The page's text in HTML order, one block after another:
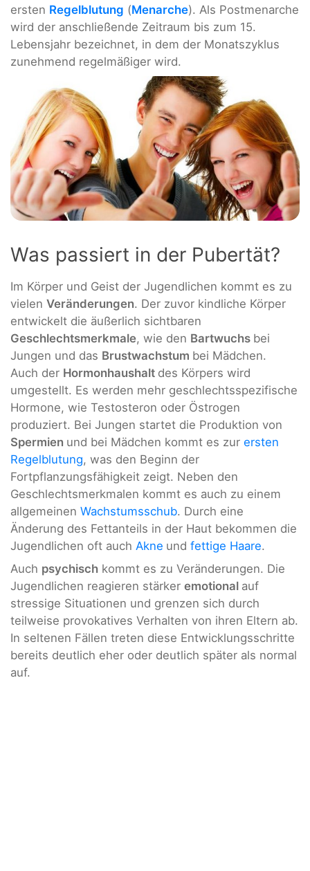
ersten Regelblutung (Menarche). Als Postmenarche
wird der anschließende Zeitraum bis zum 15.
Lebensjahr bezeichnet, in dem der Monatszyklus
zunehmend regelmäßiger wird.
Was passiert in der Pubertät?
Im Körper und Geist der Jugendlichen kommt es zu
vielen Veränderungen. Der zuvor kindliche Körper
entwickelt die äußerlich sichtbaren
Geschlechtsmerkmale, wie den Bartwuchs bei
Jungen und das Brustwachstum bei Mädchen.
Auch der Hormonhaushalt des Körpers wird
umgestellt. Es werden mehr geschlechtsspezifische
Hormone, wie Testosteron oder Östrogen
produziert. Bei Jungen startet die Produktion von
Spermien und bei Mädchen kommt es zur ersten
Regelblutung, was den Beginn der
Fortpflanzungsfähigkeit zeigt. Neben den
Geschlechtsmerkmalen kommt es auch zu einem
allgemeinen Wachstumsschub. Durch eine
Änderung des Fettanteils in der Haut bekommen die
Jugendlichen oft auch Akne und fettige Haare.
Auch psychisch kommt es zu Veränderungen. Die
Jugendlichen reagieren stärker emotional auf
stressige Situationen und grenzen sich durch
teilweise provokatives Verhalten von ihren Eltern ab.
In seltenen Fällen treten diese Entwicklungsschritte
bereits deutlich eher oder deutlich später als normal
auf.